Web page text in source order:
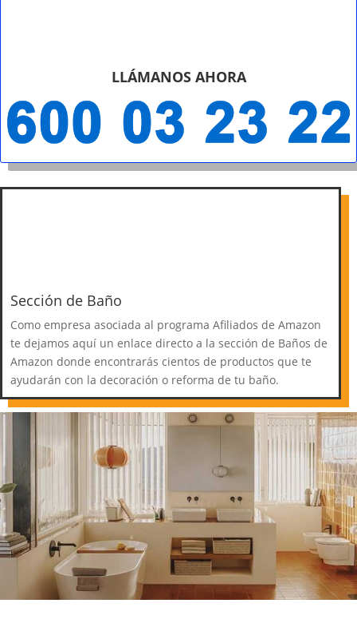
LLÁMANOS AHORA
Sección de Baño
Como empresa asociada al programa Afiliados de Amazon
te dejamos aquí un enlace directo a la sección de Baños de
Amazon donde encontrarás cientos de productos que te
ayudarán con la decoración o reforma de tu baño.